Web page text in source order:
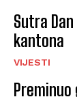
Sutra
kantona
VIJESTI
Preminuo